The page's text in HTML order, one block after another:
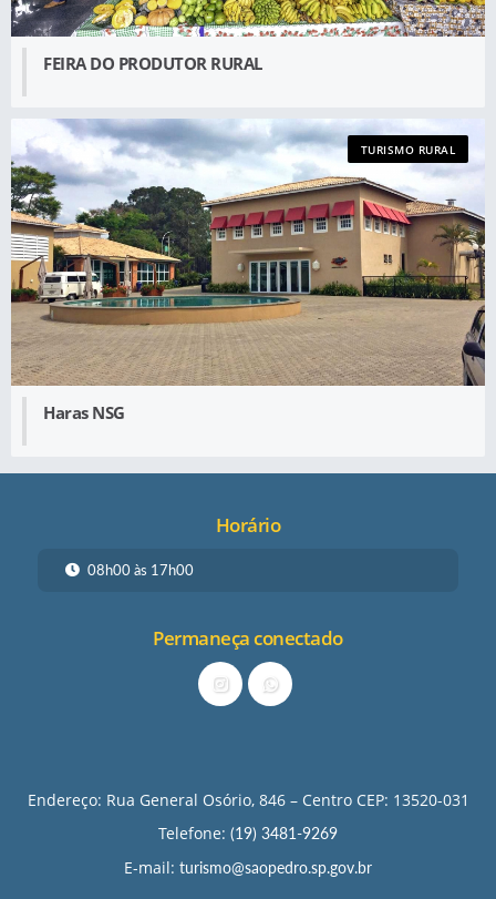
FEIRA DO PRODUTOR RURAL
Haras NSG
TURISMO RURAL
Horário
08h00 às 17h00
Permaneça conectado
Endereço: Rua General Osório, 846 – Centro CEP: 13520-031
Telefone: (19) 3481-9269
E-mail: turismo@saopedro.sp.gov.br